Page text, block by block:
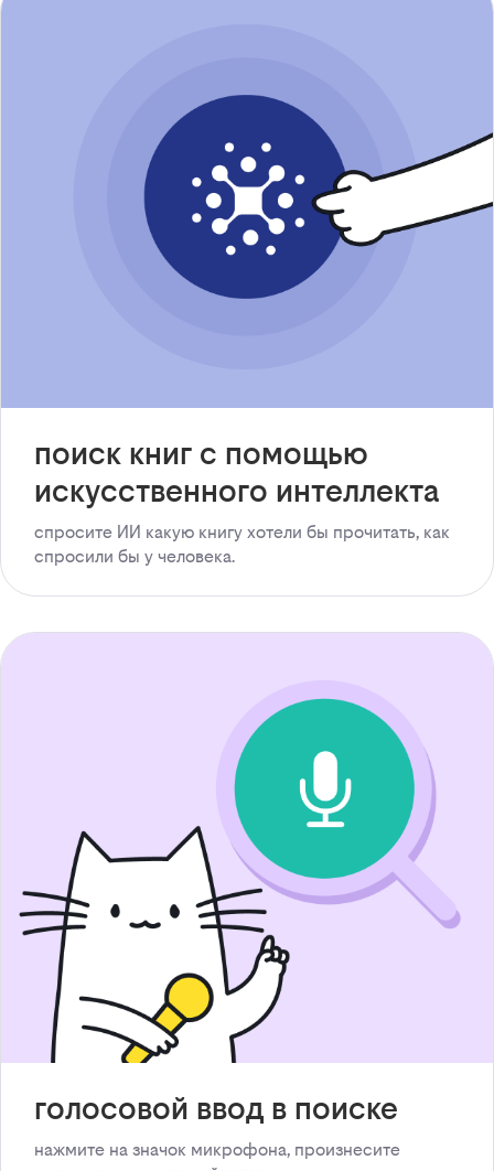
поиск книг с помощью
искусственного интеллекта
спросите ИИ какую книгу хотели бы прочитать, как
спросили бы у человека.
голосовой ввод в поиске
нажмите на значок микрофона, произнесите